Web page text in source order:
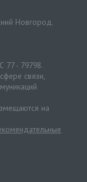
Новгород.
77 - 79798.
связи,
на